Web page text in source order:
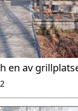
en av